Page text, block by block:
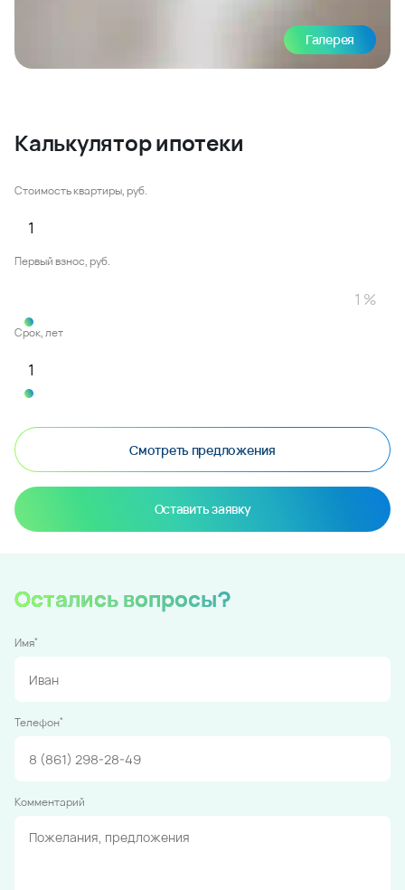
Галерея
Калькулятор ипотеки
Стоимость квартиры, руб.
Первый взнос, руб.
Срок, лет
Смотреть предложения
Оставить заявку
Остались вопросы?
Имя*
Телефон*
Комментарий